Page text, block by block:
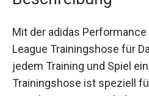
23 League Trainingshose
bei jedem Training und
Diese Trainingshose ist
leistungsorientierte